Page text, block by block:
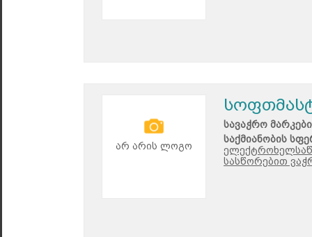
არ არის ლოგო
სავაჭრო
საქმიანობის
სასწორებით